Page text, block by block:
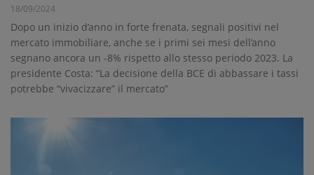
18/09/2024
Dopo un inizio d’anno in forte frenata, segnali positivi nel
mercato immobiliare, anche se i primi sei mesi dell’anno
segnano ancora un -8% rispetto allo stesso periodo 2023. La
presidente Costa: “La decisione della BCE di abbassare i tassi
potrebbe “vivacizzare” il mercato”